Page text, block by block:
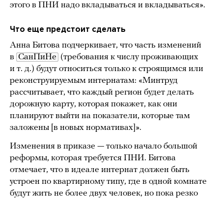
этого в ПНИ надо вкладываться и вкладываться».
Что еще предстоит сделать
Анна Битова подчеркивает, что часть изменений
в СанПиНе (требования к числу проживающих
и т. д.) будут относиться только к строящимся или
реконструируемым интернатам: «Минтруд
рассчитывает, что каждый регион будет делать
дорожную карту, которая покажет, как они
планируют выйти на показатели, которые там
заложены [в новых нормативах]».
Изменения в приказе — только начало большой
реформы, которая требуется ПНИ. Битова
отмечает, что в идеале интернат должен быть
устроен по квартирному типу, где в одной комнате
будут жить не более двух человек, но пока резко